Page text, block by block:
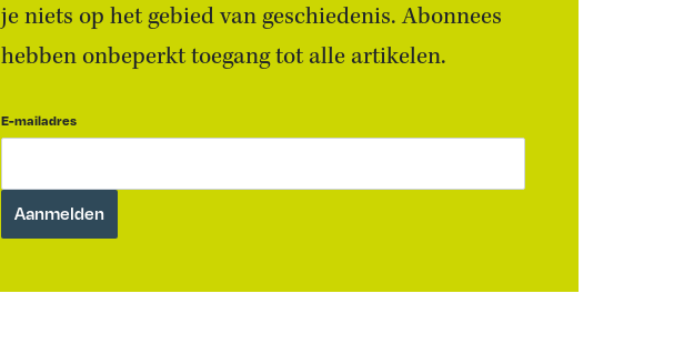
je niets op het gebied van geschiedenis. Abonnees
hebben onbeperkt toegang tot alle artikelen.
E-mailadres